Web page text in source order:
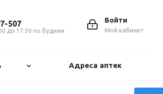
Войти
Мой кабинет
507
до 17:30 по будням
Адреса аптек